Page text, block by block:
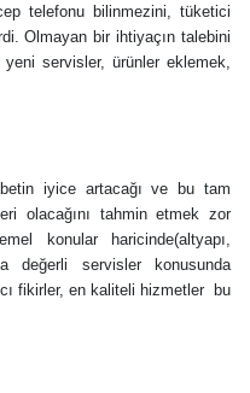
telefonu bilinmezini, tüketici
Olmayan bir ihtiyaçın talebini
servisler, ürünler eklemek,
iyice artacağı ve bu tam
olacağını tahmin etmek zor
konular haricinde(altyapı,
değerli servisler konusunda
fikirler, en kaliteli hizmetler bu